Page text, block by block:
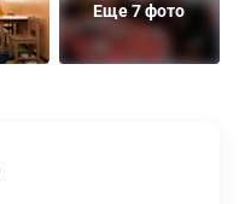
Еще 7 фото